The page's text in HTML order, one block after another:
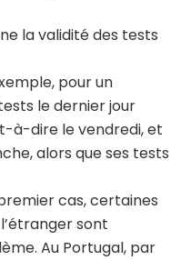
la validité des tests
pour un
le dernier jour
à-dire le vendredi, et
alors que ses tests
cas, certaines
sont
Au Portugal, par